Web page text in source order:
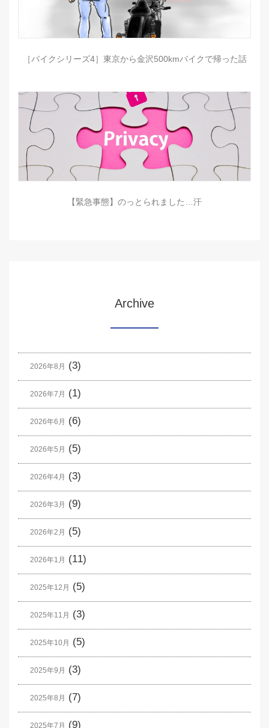
［バイクシリーズ4］東京から金沢500kmバイクで帰った話
【緊急事態】のっとられました…汗
Archive
2026年8月 (3)
2026年7月 (1)
2026年6月 (6)
2026年5月 (5)
2026年4月 (3)
2026年3月 (9)
2026年2月 (5)
2026年1月 (11)
2025年12月 (5)
2025年11月 (3)
2025年10月 (5)
2025年9月 (3)
2025年8月 (7)
2025年7月 (9)